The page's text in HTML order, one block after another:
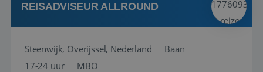
REISADVISEUR ALLROUND
Steenwijk, Overijssel, Nederland
Baan
17-24 uur
MBO